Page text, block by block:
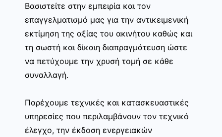
Βασιστείτε στην εμπειρία και τον
επαγγελματισμό μας για την αντικειμενική
εκτίμηση της αξίας του ακινήτου καθώς και
τη σωστή και δίκαιη διαπραγμάτευση ώστε
να πετύχουμε την χρυσή τομή σε κάθε
συναλλαγή.
Παρέχουμε τεχνικές και κατασκευαστικές
υπηρεσίες που περιλαμβάνουν τον τεχνικό
έλεγχο, την έκδοση ενεργειακών